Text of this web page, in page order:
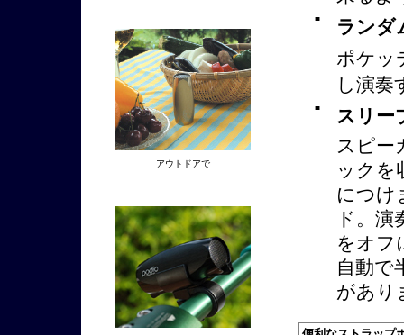
アウトドアで
■
ランダ
ポケッ
し演奏
■
スリー
スピー
ックを
につけ
ド。
をオフ
自動で
があり